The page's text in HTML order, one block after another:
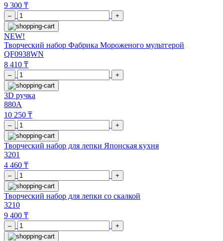
9 300 ₸
– +
NEW!
Творческий набор Фабрика Мороженого мультгерой
QF0938WN
8 410 ₸
– +
3D ручка
880A
10 250 ₸
– +
Творческий набор для лепки Японская кухня
3201
4 460 ₸
– +
Творческий набор для лепки со скалкой
3210
9 400 ₸
– +